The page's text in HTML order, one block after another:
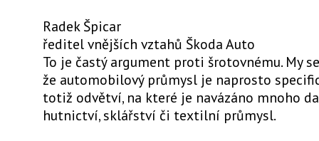
Radek Špicar
ředitel vnějších vztahů Škoda Auto
To je častý argument proti šrotovnému. My
že automobilový průmysl je naprosto
totiž odvětví, na které je navázáno mnoho
hutnictví, sklářství či textilní průmysl.